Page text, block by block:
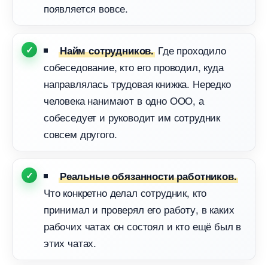
появляется вовсе.
Найм сотрудников. Где проходило
собеседование, кто его проводил, куда
направлялась трудовая книжка. Нередко
человека нанимают в одно ООО, а
собеседует и руководит им сотрудник
совсем другого.
Реальные обязанности работников.
Что конкретно делал сотрудник, кто
принимал и проверял его работу, в каких
рабочих чатах он состоял и кто ещё был
этих чатах.